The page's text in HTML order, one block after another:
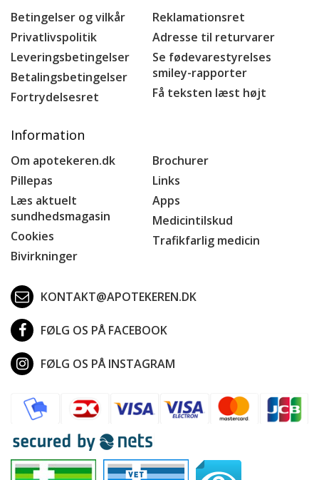
Betingelser og vilkår
Privatlivspolitik
Leveringsbetingelser
Betalingsbetingelser
Fortrydelsesret
Reklamationsret
Adresse til returvarer
Se fødevarestyrelses
smiley-rapporter
Få teksten læst højt
Information
Om apotekeren.dk
Pillepas
Læs aktuelt
sundhedsmagasin
Cookies
Bivirkninger
Brochurer
Links
Apps
Medicintilskud
Trafikfarlig medicin
KONTAKT@APOTEKEREN.DK
FØLG OS PÅ FACEBOOK
FØLG OS PÅ INSTAGRAM